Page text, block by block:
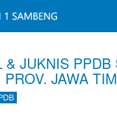
& JUKNIS
JAWA